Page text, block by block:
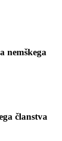
nemškega
članstva